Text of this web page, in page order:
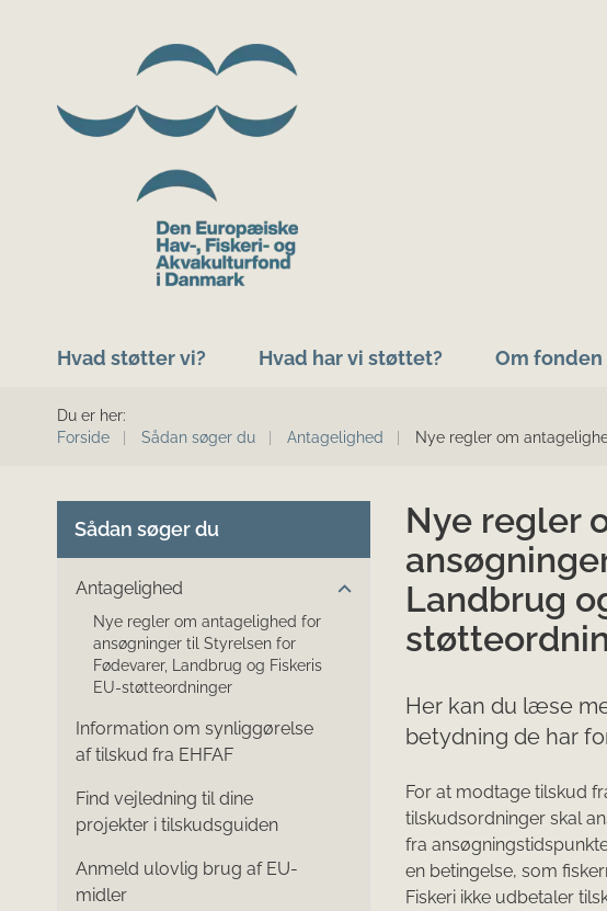
Hvad støtter vi? Hvad har vi støttet? Om fonden
Du er her:
Forside
Sådan søger du Antagelighed Nye regler om
Sådan søger du
Antagelighed
Nye regler om antagelighed for
ansøgninger til Styrelsen for
Fødevarer, Landbrug og Fiskeris
EU-støtteordninger
Information om synliggørelse
af tilskud fra EHFAF
Find vejledning til dine
projekter i tilskudsguiden
Anmeld ulovlig brug af EU-
midler
Nye regler
Landbrug
Her kan du læse
betydning de har
For at modtage tilskud
tilskudsordninger skal
fra
en betingelse, som
Fiskeri ikke udbetaler